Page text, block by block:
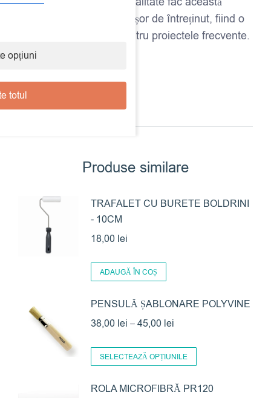
pensulă rezistentă și ușor de întreținut, fiind o
alegere excelentă pentru proiectele frecvente.
Produse similare
TRAFALET CU BURETE BOLDRINI
- 10CM
18,00 lei
ADAUGĂ ÎN COȘ
PENSULĂ ȘABLONARE POLYVINE
38,00 lei –45,00 lei
prețuri:
până
SELECTEAZĂ OPȚIUNILE
are
ROLA MICROFIBRĂ PR120
opțiuni
totul